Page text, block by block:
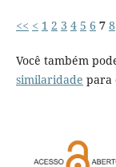
<< < 1 2 3 4 5 6 7 8
Você também
similaridade para